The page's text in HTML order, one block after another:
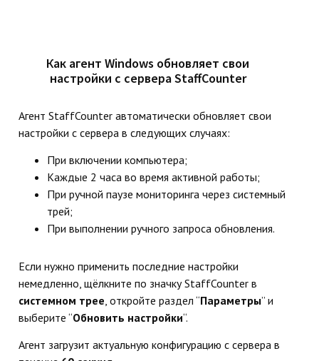
Как агент Windows обновляет свои
настройки с сервера StaffCounter
Агент StaffCounter автоматически обновляет свои
настройки с сервера в следующих случаях:
При включении компьютера;
Каждые 2 часа во время активной работы;
При ручной паузе мониторинга через системный
трей;
При выполнении ручного запроса обновления.
Если нужно применить последние настройки
немедленно, щёлкните по значку StaffCounter в
системном трее, откройте раздел “Параметры” и
выберите “Обновить настройки“.
Агент загрузит актуальную конфигурацию с сервера в